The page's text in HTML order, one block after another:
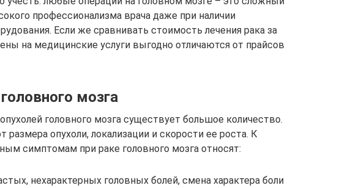
профессионализма врача даже при наличии
Если же сравнивать стоимость лечения рака за
на медицинские услуги выгодно отличаются от прайсов
мозга
головного мозга существует большое количество.
размера опухоли, локализации и скорости ее роста. К
симптомам при раке головного мозга относят:
нехарактерных головных болей, смена характера боли